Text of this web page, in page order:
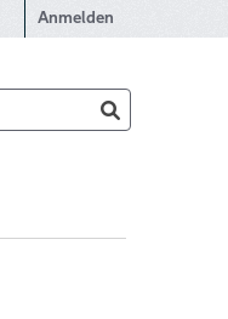
Anmelden